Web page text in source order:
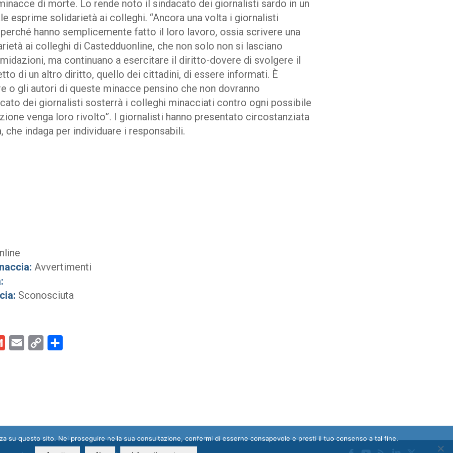
di morte. Lo rende noto il sindacato dei giornalisti sardo in un
esprime solidarietà ai colleghi. “Ancora una volta i giornalisti
hanno semplicemente fatto il loro lavoro, ossia scrivere una
ai colleghi di Castedduonline, che non solo non si lasciano
ma continuano a esercitare il diritto-dovere di svolgere il
di un altro diritto, quello dei cittadini, di essere informati. È
o gli autori di queste minacce pensino che non dovranno
dei giornalisti sosterrà i colleghi minacciati contro ogni possibile
venga loro rivolto”. I giornalisti hanno presentato circostanziata
che indaga per individuare i responsabili.
Avvertimenti
Sconosciuta
Gmail Email
Copy
su questo sito. Nel proseguire nella sua consultazione, confermi di esserne consapevole e presti il tuo consenso a tal fine.